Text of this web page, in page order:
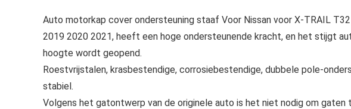
Auto motorkap cover ondersteuning staaf Voor Nissan voor X-TRAIL
2019 2020 2021, heeft een hoge ondersteunende kracht, en het stijgt
hoogte wordt geopend.
Roestvrijstalen, krasbestendige, corrosiebestendige, dubbele pole-
stabiel.
Volgens het gatontwerp van de originele auto is het niet nodig om gaten